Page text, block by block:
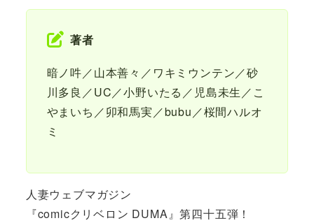
著者
暗ノ吽／山本善々／ワキミウンテン／砂
川多良／UC／小野いたる／児島未生／こ
やまいち／卯和馬実／bubu／桜間ハルオ
ミ
人妻ウェブマガジン
『comicクリベロン DUMA』第四十五弾！